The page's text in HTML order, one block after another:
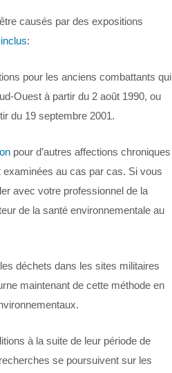
causés par des expositions
:
pour les anciens combattants qui
Ouest à partir du 2 août 1990, ou
du 19 septembre 2001.
pour d’autres affections chroniques
examinées au cas par cas. Si vous
avec votre professionnel de la
de la santé environnementale au
déchets dans les sites militaires
maintenant de cette méthode en
à la suite de leur période de
se poursuivent sur les